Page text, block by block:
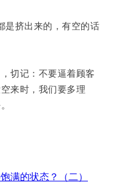
是挤出来的，有空的话
切记：不要逼着顾客
来时，我们要多理
满的状态？（二）